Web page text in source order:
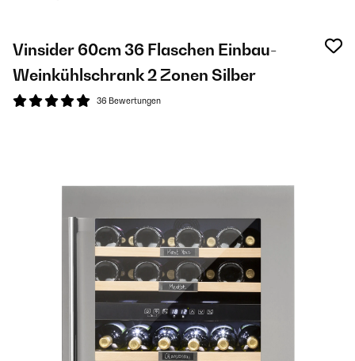
Vinsider 60cm 36 Flaschen Einbau-
Weinkühlschrank 2 Zonen Silber
36 Bewertungen